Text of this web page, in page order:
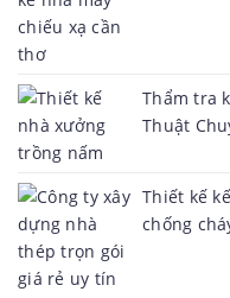
Thẩm tra
Thuật
Thiết kế
chống